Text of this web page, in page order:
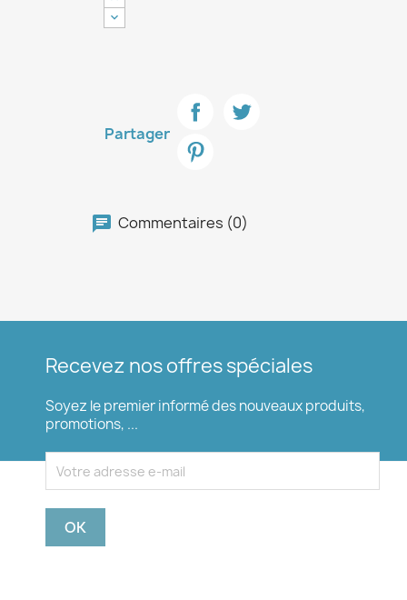
Partager
Commentaires (0)
Recevez nos offres spéciales
Soyez le premier informé des nouveaux produits,
promotions, ...